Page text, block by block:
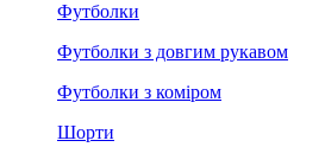
Футболки
Футболки з довгим рукавом
Футболки з коміром
Шорти